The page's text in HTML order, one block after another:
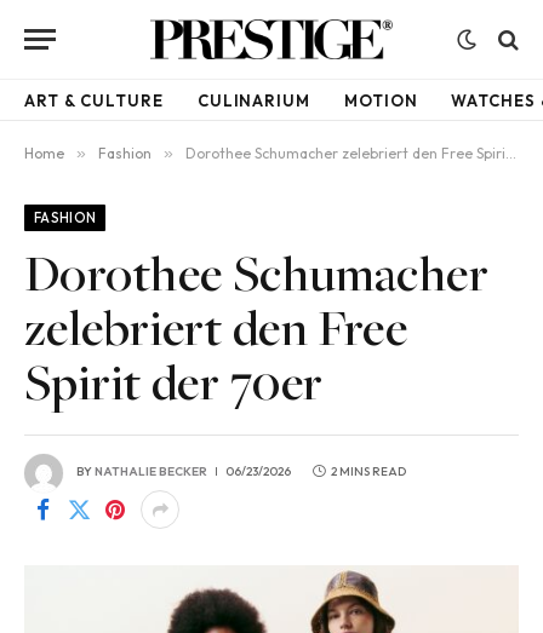
ART & CULTURE CULINARIUM MOTION WATCHES
Home » Fashion » Dorothee Schumacher zelebriert den Free Spirit der 70er
FASHION
Dorothee Schumacher
zelebriert den Free
Spirit der 70er
BYNATHALIE BECKER 06/23/2026 2 MINS READ